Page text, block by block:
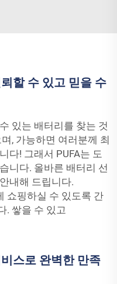
할 수 있고 믿을 수
있는 배터리를 찾는 것
, 가능하면 여러분께 최
다! 그래서 PUFA는 도
니다. 올바른 배터리 선
내해 드립니다.
쇼핑하실 수 있도록 간
. 쌓을 수 있고
스로 완벽한 만족